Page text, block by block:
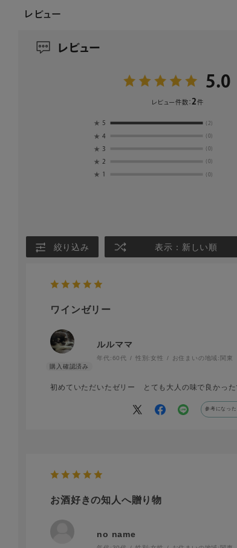
レビュー
レビュー
5.0
レビュー件数： 2件
★ 5 (2)
★ 4 (0)
★ 3 (0)
★ 2 (0)
★ 1 (0)
絞り込み 表示：新しい順
ワインゼリー
ルルママ
年代:60代 性別:女性 お住まいの地域: 関東
初めていただいたゼリー とても大人の味で良かった
参考になった
お酒好きの知人へ贈り物
no name